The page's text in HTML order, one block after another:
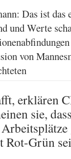
Das ist
und Werte
von
sie,
Rot-Grün